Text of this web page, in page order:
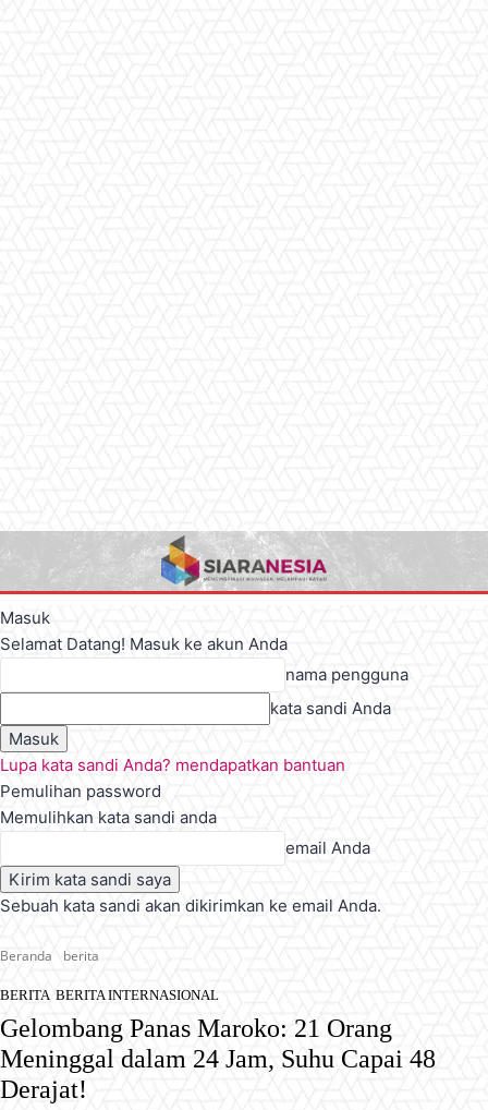
Masuk
Selamat Datang! Masuk ke akun Anda
nama pengguna
kata sandi Anda
Lupa kata sandi Anda? mendapatkan bantuan
Pemulihan password
Memulihkan kata sandi anda
email Anda
Sebuah kata sandi akan dikirimkan ke email Anda.
Beranda berita
BERITA BERITA INTERNASIONAL
Gelombang Panas Maroko: 21 Orang
Meninggal dalam 24 Jam, Suhu Capai 48
Derajat!